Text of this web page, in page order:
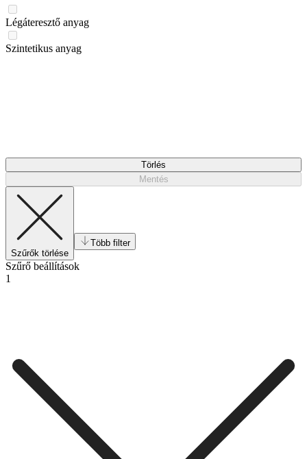
Légáteresztő anyag
Szintetikus anyag
Törlés
Mentés
Szűrők törlése
Több filter
Szűrő beállítások
1